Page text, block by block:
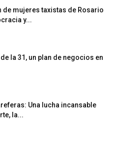
de mujeres taxistas de Rosario
y...
la 31, un plan de negocios en
Una lucha incansable
la...